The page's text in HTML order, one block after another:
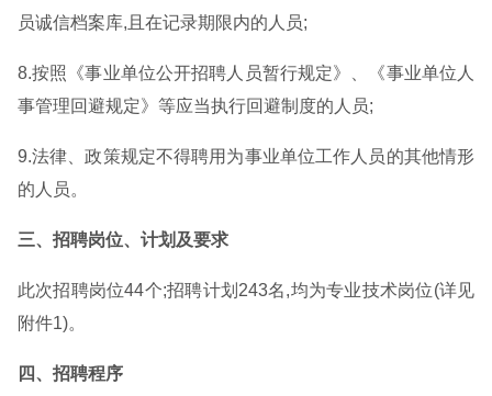
员诚信档案库,且在记录期限内的人员;
8.按照《事业单位公开招聘人员暂行规定》、《事业单位人
事管理回避规定》等应当执行回避制度的人员;
9.法律、政策规定不得聘用为事业单位工作人员的其他情形
的人员。
三、招聘岗位、计划及要求
此次招聘岗位44个;招聘计划243名,均为专业技术岗位(详见
附件1)。
四、招聘程序